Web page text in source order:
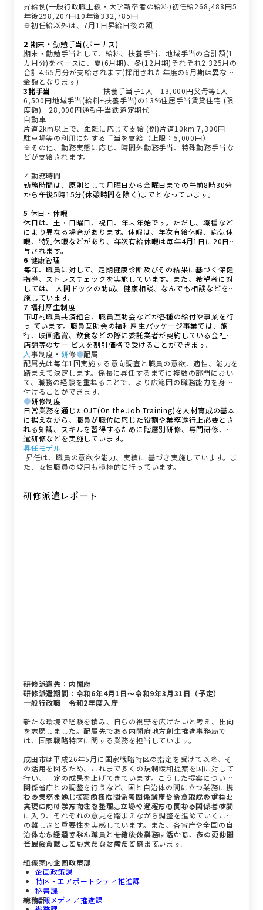
昇給例(一般行政職上級・大学新卒者の給料)初任給268,488円5
年後298,207円10年後332,785円
※初任給以外は、7月1日昇給日後の額
2 期末・勤勉手当(ボーナス)
期末・勤勉手当として、給料、扶養手当、地域手当の合計額(1
カ月分)をベースに、夏(6月期)、冬(12月期)それぞれ2.325月の
合計4.65月分が支給されます(採用された年度の6月期は異なる
金額となります)
3諸手当
扶養手当子1人 13,000円父母等1人
6,500円地域手当(給料+扶養手当)の13%住居手当賃貸住宅 (限
度額) 28,000円通勤手当鉄道定期代
自動車
片道2km以上で、距離に応じて支給 (例)片道10km 7,300円
駐車場等の利用に対する手当を支給（上限：5,000円）
※その他、勤務実態に応じ、時間外勤務手当、特殊勤務手当な
どが支給されます。
４勤務時間
勤務時間は、原則として月曜日から金曜日までの午前8時30分
から午後5時15分(休憩時間を除く)までとなっています。
5 休日・休暇
休日は、土・日曜日、祝日、年末年始です。ただし、職種など
により異なる場合があります。休暇は、年次有給休暇、病気休
暇、特別休暇などがあり、年次有給休暇は毎年4月1日に20日付
与されます。
6 健康管理
毎年、職員に対して、定期健康診断及びその結果に基づく保健
指導、ストレスチェックを実施しています。また、希望者に対
しては、 人間ドックの助成、健康相談、なんでも相談などを実
施しています。
7 福利厚生制度
市町村職員共済組合、職員互助会などが各種の給付や事業を行
っ ています。職員互助会の福利厚生パッケージ事業では、旅
行、映画鑑賞、飲食などの際に委託業者が契約している会社や
店舗等のサー ビスを割引価格で受けることができます。
人事制度・ 研修●配属
配属先は毎年1回実施する意向調査と職員の意欲、適性、能力を
踏まえて決定します。係長に昇任するまでに複数の部門におい
て、職務の経験を重ねることで、より広範囲の職務能力を身に
付けることができます。
●研修制度
日常業務を通じたOJT(On the Job Training)を人材育成の基本
に据えながら、職員が職位に応じた役割や業務遂行上必要とさ
れる知識、スキルを習得するために階層別研修、専門研修、派
遣研修などを実施しています。
昇任モデル
昇任は、職員の意欲や能力、実績に 基づき実施しています。ま
た、女性職員の登用も積極的に行っています。
研修派遣レポート
研修派遣先：内閣府
研修派遣期間：令和6年4月1日～令和9年3月31日（予定）
一般行政職 令和2年度入庁
新たな環境で経験を積み、自らの視野を広げたいと考え、出向
を志願しました。配属先である内閣府地方創生推進事務局で
は、国家戦略特区に関する業務を担当しています。
成田市は平成26年5月に国家戦略特区の指定を受けて以降、そ
の活用を図るため、これまで多くの規制緩和提案を国に対して
行い、一定の成果を上げてきています。こうした提案について
関係省庁との調整を行うなど、国と自治体の間に立つ業務に携
わっています。提案内容について関係省庁とやり取りを重ね、
実現に向けた方向性を整理していく過程にも関わっています。
この業務を通じて、多様な関係者との調整や合意形成のプロセ
スについて学んでおります。立場や考え方の異なる関係者の間
に入り、それぞれの意見を踏まえながら調整を進めていくこと
の難しさと重要性を実感しています。また、各省庁や全国の自
治体から派遣された職員と一緒に仕事をする中で、多くの仲間
と出会えたことも大きな財産だと感じています。
こうした経験で学んだことを今後の業務に活かし、市の更なる
発展に貢献していきたいと考えています。
組織案内企画政策部
企画政策課
特区・エアポートシティ推進課
秘書課
広報メディア推進課
総務部